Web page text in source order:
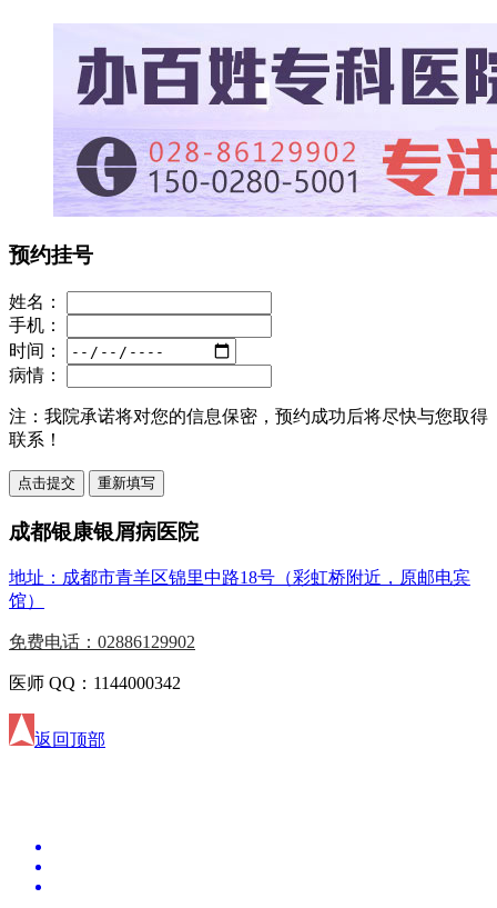
预约挂号
姓名：
手机：
时间：
病情：
注： 我院承诺将对您的信息保密，预约成功后将尽快与您取得
联系！
成都银康银屑病医院
地址：成都市青羊区锦里中路18号（彩虹桥附近，原邮电宾
馆）
免费电话：02886129902
医师 QQ：1144000342
返回顶部